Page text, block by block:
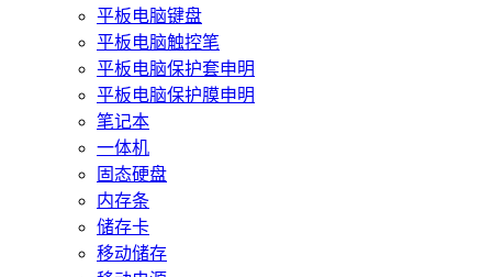
平板电脑键盘
平板电脑触控笔
平板电脑保护套申明
平板电脑保护膜申明
笔记本
一体机
固态硬盘
内存条
储存卡
移动储存